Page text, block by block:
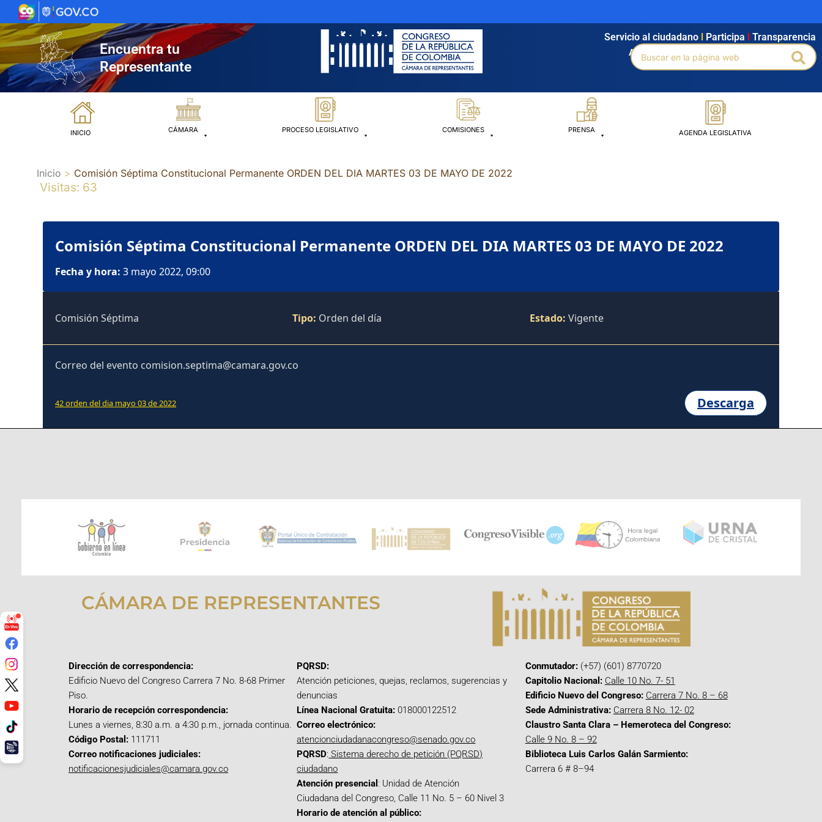
al
contenido
Encuentra tu
Representante
Agendamiento Intranet Búsqueda avanzada
Servicio al ciudadano Participa Transparencia
Buscar
por:
INICIO CÁMARA PROCESO LEGISLATIVO COMISIONES PRENSA AGENDA LEGISLATIVA
Inicio Comisión Séptima Constitucional Permanente ORDEN DEL DIA MARTES 03 DE MAYO DE 2022
Visitas: 63
Comisión Séptima Constitucional Permanente ORDEN DEL DIA MARTES 03 DE MAYO DE 2022
Fecha y hora: 3 mayo 2022, 09:00
Comisión Séptima Tipo: Orden del día Estado: Vigente
Correo del evento comision.septima@camara.gov.co
42 orden del dia mayo 03 de 2022 Descarga
CÁMARA DE REPRESENTANTES
Dirección de correspondencia:
Edificio Nuevo del Congreso Carrera 7 No. 8-68 Primer
Piso.
Horario de recepción correspondencia:
Lunes a viernes, 8:30 a.m. a 4:30 p.m., jornada continua.
Código Postal: 111711
Correo notificaciones judiciales:
notificacionesjudiciales@camara.gov.co
PQRSD:
Atención peticiones, quejas, reclamos, sugerencias y
denuncias
Línea Nacional Gratuita: 018000122512
Correo electrónico:
atencionciudadanacongreso@senado.gov.co
PQRSD: Sistema derecho de petición (PQRSD)
ciudadano
Atención presencial : Unidad de Atención
Ciudadana del Congreso, Calle 11 No. 5 – 60 Nivel 3
Horario de atención al público:
Conmutador:(+57) (601) 8770720
Capitolio Nacional: Calle 10 No. 7- 51
Edificio Nuevo del Congreso: Carrera 7 No. 8 – 68
Sede Administrativa: Carrera 8 No. 12- 02
Claustro Santa Clara – Hemeroteca del Congreso:
Calle 9 No. 8 – 92
Biblioteca Luis Carlos Galán Sarmiento:
Carrera 6 # 8–94